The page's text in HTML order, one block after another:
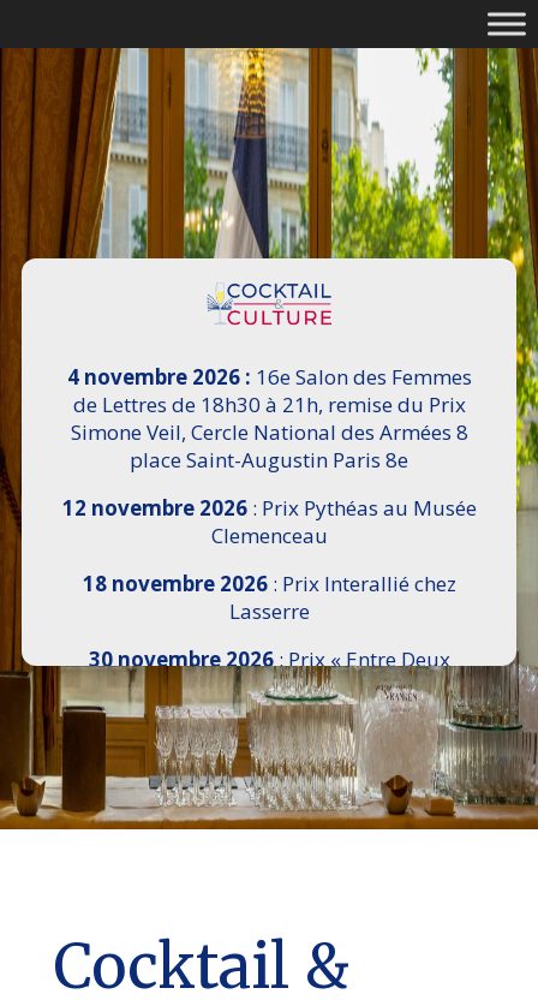
4 novembre 2026 : 16e Salon des Femmes
de Lettres de 18h30 à 21h, remise du Prix
Simone Veil, Cercle National des Armées 8
place Saint-Augustin Paris 8e
12 novembre 2026: Prix Pythéas au Musée
Clemenceau
18 novembre 2026: Prix Interallié chez
Lasserre
30 novembre 2026: Prix « Entre Deux
Rives » I Scemi Astutti au Sénat
7 décembre 2026 :16e Salon de l’Histoire de
18h30 à 21h, remise du Prix du Guesclin,
Cercle National des Armées 8 place Saint-
Augustin Paris 8e
Cocktail &